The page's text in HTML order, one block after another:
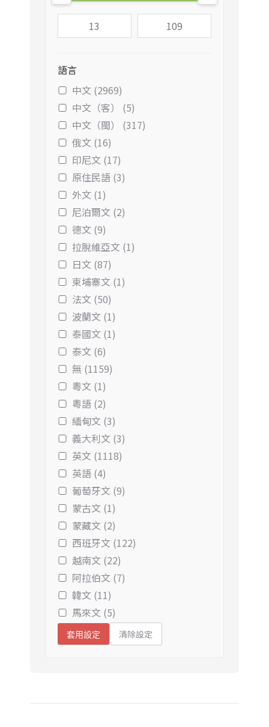
語言
中文 (2969)
中文（客） (5)
中文（閩） (317)
俄文 (16)
印尼文 (17)
原住民語 (3)
外文 (1)
尼泊爾文 (2)
德文 (9)
拉脫維亞文 (1)
日文 (87)
柬埔寨文 (1)
法文 (50)
波蘭文 (1)
泰國文 (1)
泰文 (6)
無 (1159)
粵文 (1)
粵語 (2)
緬甸文 (3)
義大利文 (3)
英文 (1118)
英語 (4)
葡萄牙文 (9)
蒙古文 (1)
蒙藏文 (2)
西班牙文 (122)
越南文 (22)
阿拉伯文 (7)
韓文 (11)
馬來文 (5)
套用設定 清除設定